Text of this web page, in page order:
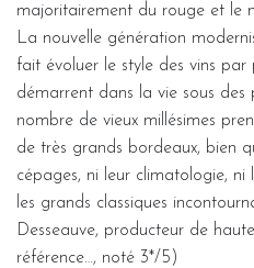
majoritairement du rouge et le
La nouvelle génération
fait évoluer le style des vins par
démarrent dans la vie sous des
nombre de vieux millésimes
de très grands bordeaux, bien
cépages, ni leur climatologie,
les grands classiques
Desseauve, producteur de
référence…, noté 3*/5)